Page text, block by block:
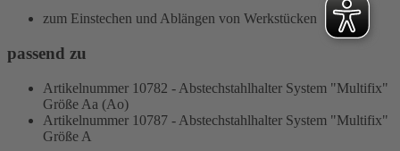
zum Einstechen und Ablängen von Werkstücken
passend zu
Artikelnummer 10782 - Abstechstahlhalter System "Multifix"
Größe Aa (Ao)
Artikelnummer 10787 - Abstechstahlhalter System "Multifix"
Größe A